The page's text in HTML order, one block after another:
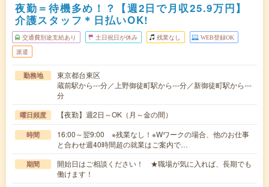
夜勤＝待機多め！？【週2日で月収25.9万円】
介護スタッフ＊日払いOK!
交通費別途支給あり 土日祝日が休み 残業なし WEB登録OK
派遣
勤務地
東京都台東区
蔵前駅から---分／上野御徒町駅から---分／新御徒町駅から---
分
曜日頻度 【夜勤】週2日～OK（月～金の間）
時間
16:00～翌9:00 ※残業なし！※Wワークの場合、他のお仕事
と合わせ週40時間超の就業はご案内で…
期間
開始日はご相談ください！ ★職場が気に入れば、長期でも
働けます！